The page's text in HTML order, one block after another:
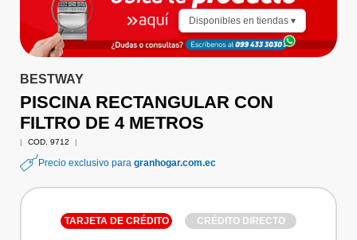
Disponibles en tiendas ▾
BESTWAY
PISCINA RECTANGULAR CON
FILTRO DE 4 METROS
| COD. 9712 |
Precio exclusivo para granhogar.com.ec
TARJETA DE CRÉDITO CRÉDITO DIRECTO